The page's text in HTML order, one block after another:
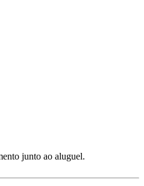
junto ao aluguel.